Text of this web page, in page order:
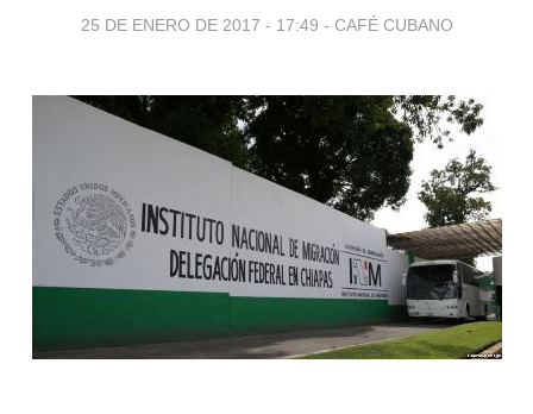
25 DE ENERO DE 2017 - 17:49 - CAFÉ CUBANO